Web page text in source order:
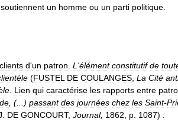
soutiennent un homme ou un parti politique
clients d'un patron L 'élément constitutif de
(FUSTEL DE COULANGES La Cité
Lien qui caractérise les rapports entre
, (...) passant des journées chez les Saint-
DE GONCOURT, Journal, 1862 p 1087) :